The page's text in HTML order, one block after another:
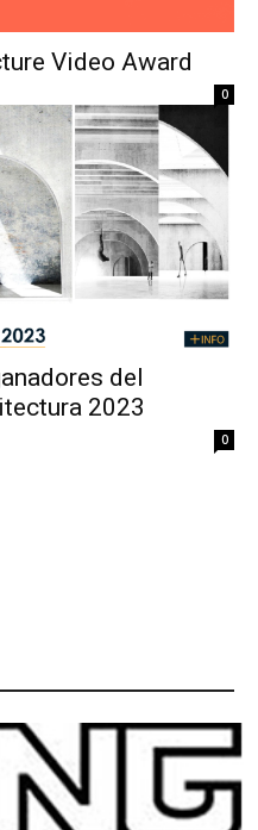
Video Award
0
del
2023
0